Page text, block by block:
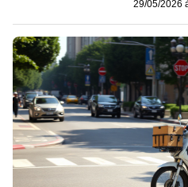
29/05/2026